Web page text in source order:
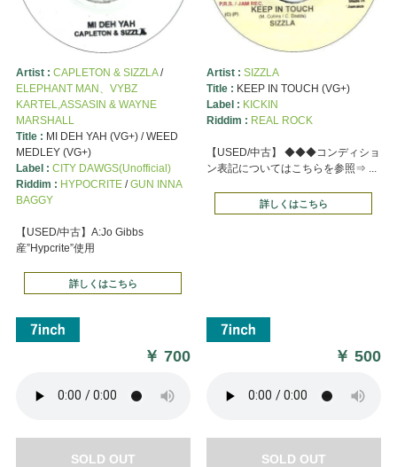
Artist : CAPLETON & SIZZLA/
ELEPHANT MAN、VYBZ
KARTEL,ASSASIN & WAYNE
MARSHALL
Title : MI DEH YAH (VG+) / WEED
MEDLEY (VG+)
Label : CITY DAWGS(Unofficial)
Riddim : HYPOCRITE/GUN INNA
BAGGY
【USED/中古】A:Jo Gibbs
産”Hypcrite”使用
詳しくはこちら
￥700
SOLD OUT
Artist : SIZZLA
Title : KEEP IN TOUCH (VG+)
Label : KICKIN
Riddim : REAL ROCK
【USED/中古】 ◆◆◆コンディショ
ン表記についてはこちらを参照⇒ ...
詳しくはこちら
￥500
SOLD OUT